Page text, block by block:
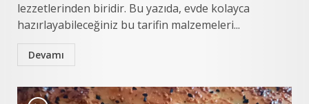
lezzetlerinden biridir. Bu yazıda, evde kolayca
hazırlayabileceğiniz bu tarifin malzemeleri...
Devamı